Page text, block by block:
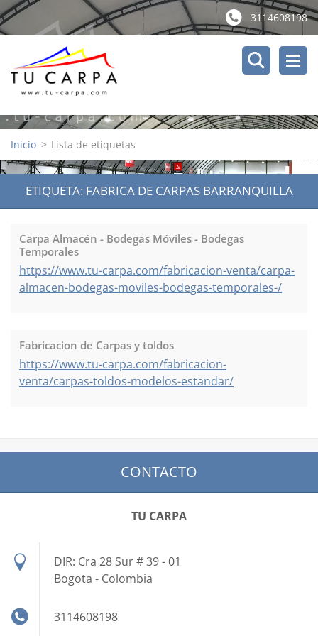
3114608198
Inicio > Lista de etiquetas
ETIQUETA: FABRICA DE CARPAS BARRANQUILLA
Carpa Almacén - Bodegas Móviles - Bodegas
Temporales
https://www.tu-carpa.com/fabricacion-venta/carpa-
almacen-bodegas-moviles-bodegas-temporales-/
Fabricacion de Carpas y toldos
https://www.tu-carpa.com/fabricacion-
venta/carpas-toldos-modelos-estandar/
CONTACTO
TU CARPA
DIR: Cra 28 Sur # 39 - 01
Bogota - Colombia
3114608198